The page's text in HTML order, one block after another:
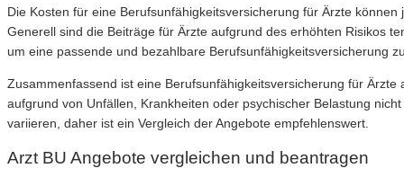
Die Kosten für eine Berufsunfähigkeitsversicherung für Ärzte
Generell sind die Beiträge für Ärzte aufgrund des erhöhten Risikos
um eine passende und bezahlbare Berufsunfähigkeitsversicherung
Zusammenfassend ist eine Berufsunfähigkeitsversicherung für
aufgrund von Unfällen, Krankheiten oder psychischer Belastung
variieren, daher ist ein Vergleich der Angebote empfehlenswert.
Arzt BU Angebote vergleichen und beantragen